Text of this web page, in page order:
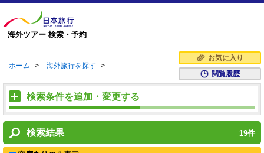
海外ツアー 検索・予約
ホーム > 海外旅行を探す >
お気に入り
閲覧履歴
検索条件を追加・変更する
検索結果 19件